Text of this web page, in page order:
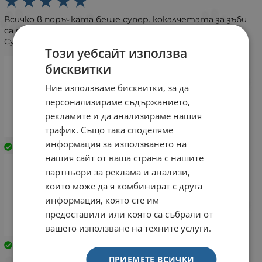
Всичко в поръчката беше супер. кокалчетата за зъби
са явно много вкусни, надявам се и да са полезни : )
Сухата грана е супер също.
Закупен Закупен
Този уебсайт използва
бисквитки
Ние използваме бисквитки, за да
персонализираме съдържанието,
рекламите и да анализираме нашия
трафик. Също така споделяме
информация за използването на
нашия сайт от ваша страна с нашите
партньори за реклама и анализи,
които може да я комбинират с друга
информация, която сте им
предоставили или която са събрали от
вашето използване на техните услуги.
ПРИЕМЕТЕ ВСИЧКИ